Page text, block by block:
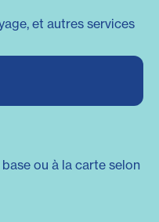
et autres services
ou à la carte selon